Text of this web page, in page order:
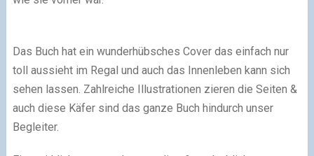
Das Buch hat ein wunderhübsches Cover das einfach nur
toll aussieht im Regal und auch das Innenleben kann sich
sehen lassen. Zahlreiche Illustrationen zieren die Seiten &
auch diese Käfer sind das ganze Buch hindurch unser
Begleiter.